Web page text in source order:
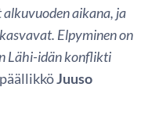
aikana, ja
Elpyminen on
Lähi-idän konflikti
Juuso